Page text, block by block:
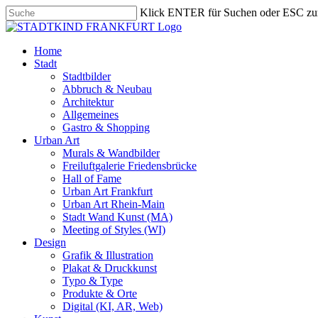
Skip
to
content
Klick ENTER für Suchen oder ESC
Close
search
Menu
Home
Stadt
Stadtbilder
Abbruch & Neubau
Architektur
Allgemeines
Gastro & Shopping
Urban Art
Murals & Wandbilder
Freiluftgalerie Friedensbrücke
Hall of Fame
Urban Art Frankfurt
Urban Art Rhein-Main
Stadt Wand Kunst (MA)
Meeting of Styles (WI)
Design
Grafik & Illustration
Plakat & Druckkunst
Typo & Type
Produkte & Orte
Digital (KI, AR, Web)